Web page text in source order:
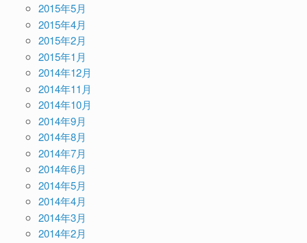
2015年5月
2015年4月
2015年2月
2015年1月
2014年12月
2014年11月
2014年10月
2014年9月
2014年8月
2014年7月
2014年6月
2014年5月
2014年4月
2014年3月
2014年2月